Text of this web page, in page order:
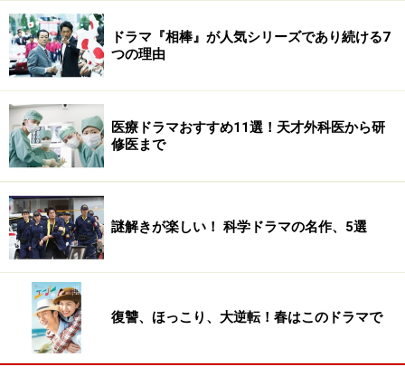
Amazonでドラマの DVD をチェック！
楽天市場でドラマの CD・DVD をチェック！
ドラマ『相棒』が人気シリーズであり続ける7
つの理由
医療ドラマおすすめ11選！天才外科医から研
修医まで
謎解きが楽しい！ 科学ドラマの名作、5選
復讐、ほっこり、大逆転！春はこのドラマで